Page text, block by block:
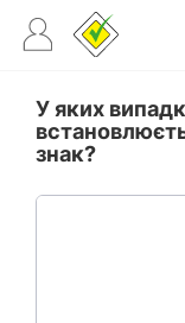
У яких
знак?